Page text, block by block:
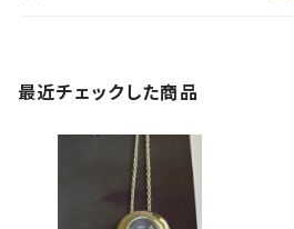
最近チェックした商品